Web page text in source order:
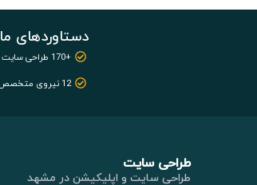
دستاوردهای ما
+170 طراحی سایت
12 نیروی متخصص
طراحی سایت
طراحی سایت و اپلیکیشن در مشهد